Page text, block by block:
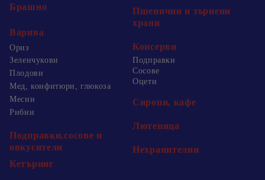
Брашно
Варива
Ориз
Пшенични и зърнени
храни
Консерви
Зеленчукови
Плодови
Мед, конфитюри, глюкоза
Месни
Рибни
Подправки,сосове и
овкусители
Подправки
Сосове
Оцети
Сиропи, кафе
Лютеница
Нехранителни
Кетъринг